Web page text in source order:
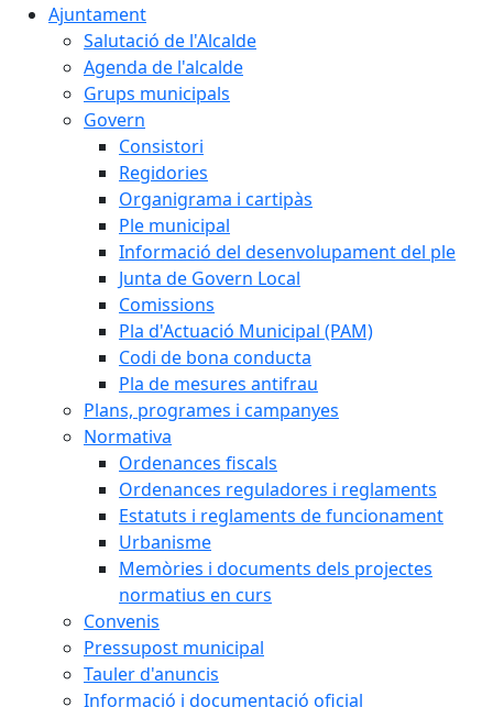
Ajuntament
Salutació de l'Alcalde
Agenda de l'alcalde
Grups municipals
Govern
Consistori
Regidories
Organigrama i cartipàs
Ple municipal
Informació del desenvolupament del ple
Junta de Govern Local
Comissions
Pla d'Actuació Municipal (PAM)
Codi de bona conducta
Pla de mesures antifrau
Plans, programes i campanyes
Normativa
Ordenances fiscals
Ordenances reguladores i reglaments
Estatuts i reglaments de funcionament
Urbanisme
Memòries i documents dels projectes
normatius en curs
Convenis
Pressupost municipal
Tauler d'anuncis
Informació i documentació oficial